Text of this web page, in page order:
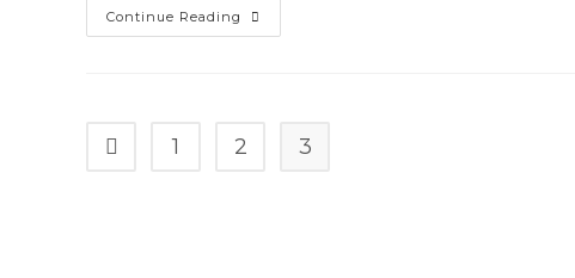
Continue Reading Sewa
Hiace
Go to the previous page
1 2 3